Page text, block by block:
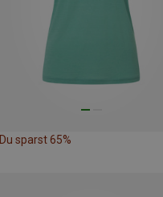
Du sparst 65%